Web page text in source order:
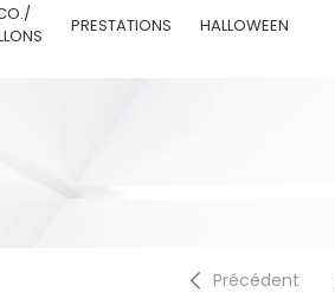
PRESTATIONS HALLOWEEN
Précédent